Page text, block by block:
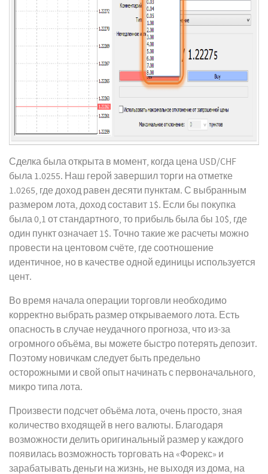
Сделка была открыта в момент, когда цена USD/CHF
была 1.0255. Наш герой завершил торги на отметке
1.0265, где доход равен десяти пунктам. С выбранным
размером лота, доход составит 1$. Если бы покупка
была 0,1 от стандартного, то прибыль была бы 10$, где
один пункт означает 1$. Точно такие же расчеты можно
провести на центовом счёте, где соотношение
идентичное, но в качестве одной единицы используется
цент.
Во время начала операции торговли необходимо
корректно выбрать размер открываемого лота. Есть
опасность в случае неудачного прогноза, что из-за
огромного объёма, вы можете быстро потерять депозит.
Поэтому новичкам следует быть предельно
осторожными и свой опыт начинать с первоначального,
микро типа лота.
Произвести подсчет объёма лота, очень просто, зная
количество входящей в него валюты. Благодаря
возможности делить оригинальный размер у каждого
появилась возможность торговать на «Форекс» и
зарабатывать деньги на жизнь, не выходя из дома, на